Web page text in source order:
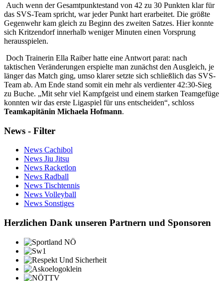
Auch wenn der Gesamtpunktestand von 42 zu 30 Punkten klar für
das SVS-Team spricht, war jeder Punkt hart erarbeitet. Die größte
Gegenwehr kam gleich zu Beginn des zweiten Satzes. Hier konnte
sich Kritzendorf innerhalb weniger Minuten einen Vorsprung
herausspielen.
Doch Trainerin Ella Raiber hatte eine Antwort parat: nach
taktischen Veränderungen erspielte man zunächst den Ausgleich, je
länger das Match ging, umso klarer setzte sich schließlich das SVS-
Team ab. Am Ende stand somit ein mehr als verdienter 42:30-Sieg
zu Buche. „Mit sehr viel Kampfgeist und einem starken Teamgefüge
konnten wir das erste Ligaspiel für uns entscheiden“, schloss
Teamkapitänin Michaela Hofmann.
News - Filter
News Cachibol
News Jiu Jitsu
News Racketlon
News Radball
News Tischtennis
News Volleyball
News Sonstiges
Herzlichen Dank unseren Partnern und Sponsoren